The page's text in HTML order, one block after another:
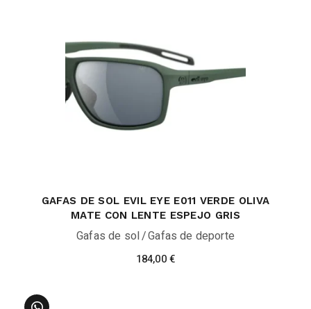
GAFAS DE SOL EVIL EYE E011 VERDE OLIVA
MATE CON LENTE ESPEJO GRIS
Gafas de sol Gafas de deporte
184,00€